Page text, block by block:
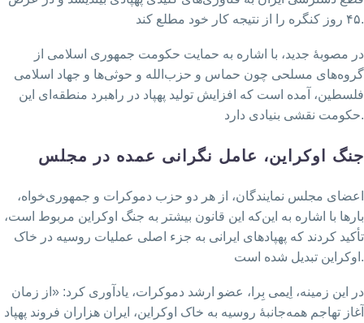
۴۵ روز کنگره را از نتیجه کار خود مطلع کند.
در مصوبهٔ جدید، با اشاره به حمایت حکومت جمهوری اسلامی از
گروه‌های مسلحی چون حماس و حزب‌الله و حوثی‌ها و جهاد اسلامی
فلسطین، آمده است که افزایش تولید پهپاد در راهبرد منطقه‌ای این
حکومت نقشی بنیادی دارد.
جنگ اوکراین، عامل نگرانی عمده در مجلس
اعضای مجلس نمایندگان، از هر دو حزب دموکرات و جمهوری‌خواه،
بارها با اشاره به این‌که این قانون بیشتر به جنگ اوکراین مربوط است،
تأکید کردند که پهپادهای ایرانی به جزء اصلی عملیات روسیه در خاک
اوکراین تبدیل شده است.
در این زمینه، اِیمی بِرا، عضو ارشد دموکرات، یادآوری کرد:‌ «از زمان
آغاز تهاجم همه‌جانبهٔ روسیه به خاک اوکراین، ایران هزاران فروند پهپاد